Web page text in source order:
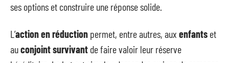
ses options et construire une réponse solide.
L’action en réduction permet, entre autres, aux enfants et
auconjoint survivant de faire valoir leur réserve